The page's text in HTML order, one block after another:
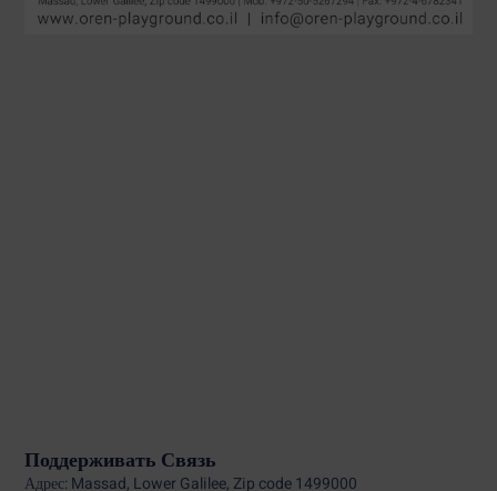
Поддерживать Связь
Адрес: Massad, Lower Galilee, Zip code 1499000